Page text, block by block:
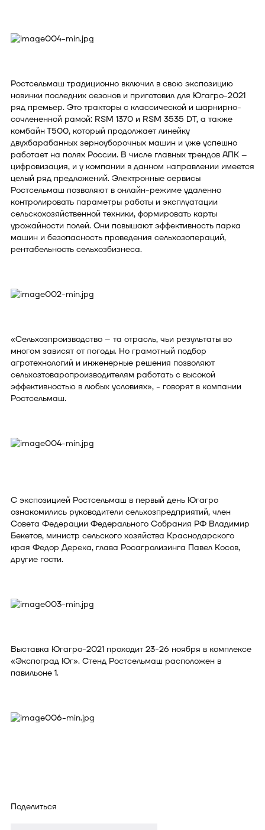
Ростсельмаш традиционно включил в свою экспозицию
новинки последних сезонов и приготовил для Югагро-2021
ряд премьер. Это тракторы с классической и шарнирно-
сочлененной рамой: RSM 1370 и RSM 3535 DT, а также
комбайн Т500, который продолжает линейку
двухбарабанных зерноуборочных машин и уже успешно
работает на полях России. В числе главных трендов АПК –
цифровизация, и у компании в данном направлении имеется
целый ряд предложений. Электронные сервисы
Ростсельмаш позволяют в онлайн-режиме удаленно
контролировать параметры работы и эксплуатации
сельскохозяйственной техники, формировать карты
урожайности полей. Они повышают эффективность парка
машин и безопасность проведения сельхозопераций,
рентабельность сельхозбизнеса.
«Сельхозпроизводство – та отрасль, чьи результаты во
многом зависят от погоды. Но грамотный подбор
агротехнологий и инженерные решения позволяют
сельхозтоваропроизводителям работать с высокой
эффективностью в любых условиях», - говорят в компании
Ростсельмаш.
С экспозицией Ростсельмаш в первый день Югагро
ознакомились руководители сельхозпредприятий, член
Совета Федерации Федерального Собрания РФ Владимир
Бекетов, министр сельского хозяйства Краснодарского
края Федор Дерека, глава Росагролизинга Павел Косов,
другие гости.
Выставка Югагро-2021 проходит 23-26 ноября в комплексе
«Экспоград Юг». Стенд Ростсельмаш расположен в
павильоне 1.
Поделиться